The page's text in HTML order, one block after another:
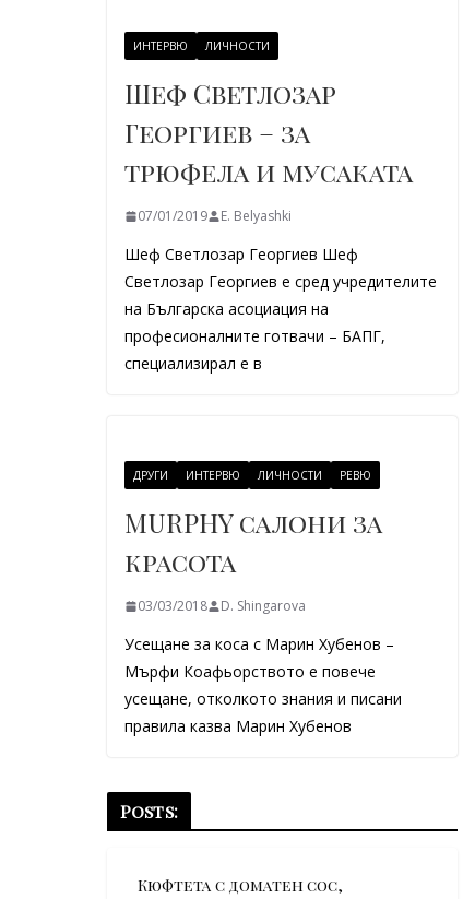
ИНТЕРВЮ ЛИЧНОСТИ
Шеф Светлозар
Георгиев – за
трюфела и мусаката
07/01/2019 E. Belyashki
Шеф Светлозар Георгиев Шеф
Светлозар Георгиев е сред учредителите
на Българска асоциация на
професионалните готвачи – БАПГ,
специализирал е в
ДРУГИ ИНТЕРВЮ ЛИЧНОСТИ РЕВЮ
MURPHY салони за
красота
03/03/2018 D. Shingarova
Усещане за коса с Марин Хубенов –
Мърфи Коафьорството е повече
усещане, отколкото знания и писани
правила казва Марин Хубенов
Posts:
Кюфтета с доматен сос,